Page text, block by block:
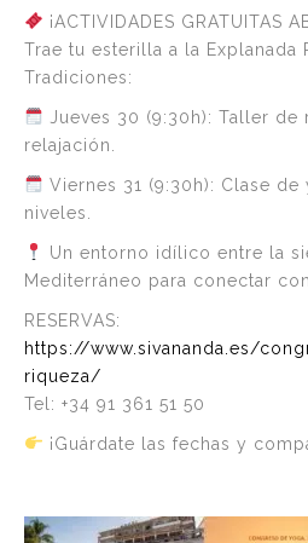
¡ACTIVIDADES GRATUITAS
Trae tu esterilla a la Explanada
Tradiciones:
Jueves 30 (9:30h): Taller de
relajación.
Viernes 31 (9:30h): Clase
niveles.
Un entorno idílico entre la
Mediterráneo para conectar
RESERVAS:
https://www.sivananda.es/
riqueza/
Tel: +34 91 361 51 50
¡Guárdate las fechas y